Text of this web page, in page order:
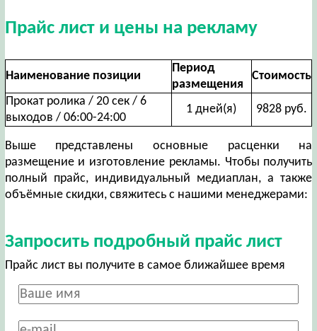
Прайс лист и цены на рекламу
Наименование позиции
Период
размещения
Стоимость
Прокат ролика / 20 сек / 6
выходов / 06:00-24:00
1 дней(я) 9828 руб.
Выше представлены основные расценки на
размещение и изготовление рекламы. Чтобы получить
полный прайс, индивидуальный медиаплан, а также
объёмные скидки, свяжитесь с нашими менеджерами:
Запросить подробный прайс лист
Прайс лист вы получите в самое ближайшее время